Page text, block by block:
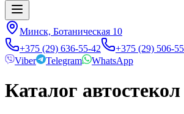
Минск, Ботаническая 10
+375 (29) 636-55-42
+375 (29) 506-
Viber
Telegram WhatsApp
Каталог автостекол